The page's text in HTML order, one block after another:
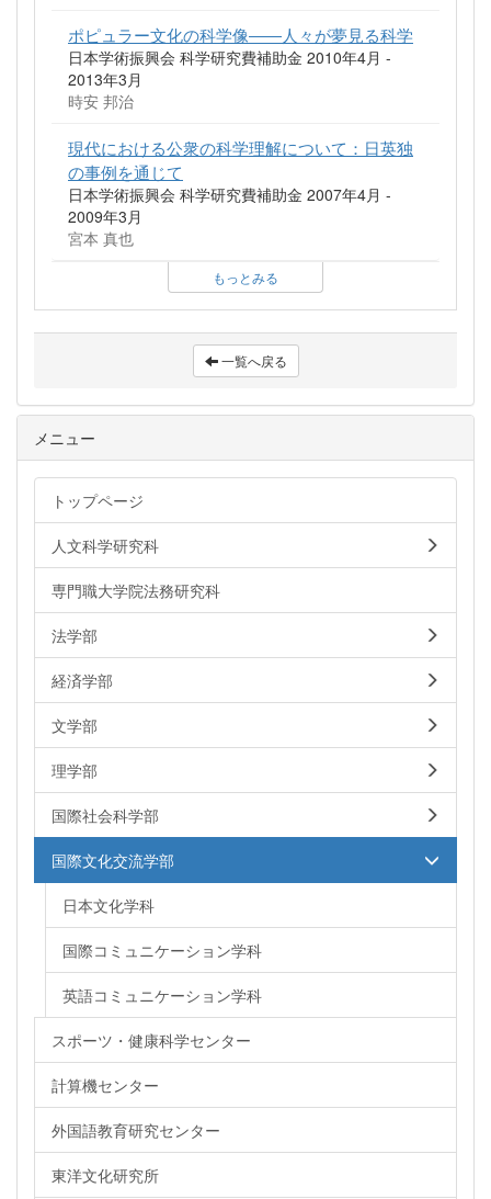
ポピュラー文化の科学像――人々が夢見る科学
日本学術振興会 科学研究費補助金 2010年4月 -
2013年3月
時安 邦治
現代における公衆の科学理解について：日英独
の事例を通じて
日本学術振興会 科学研究費補助金 2007年4月 -
2009年3月
宮本 真也
もっとみる
一覧へ戻る
メニュー
トップページ
人文科学研究科
専門職大学院法務研究科
法学部
経済学部
文学部
理学部
国際社会科学部
国際文化交流学部
日本文化学科
国際コミュニケーション学科
英語コミュニケーション学科
スポーツ・健康科学センター
計算機センター
外国語教育研究センター
東洋文化研究所